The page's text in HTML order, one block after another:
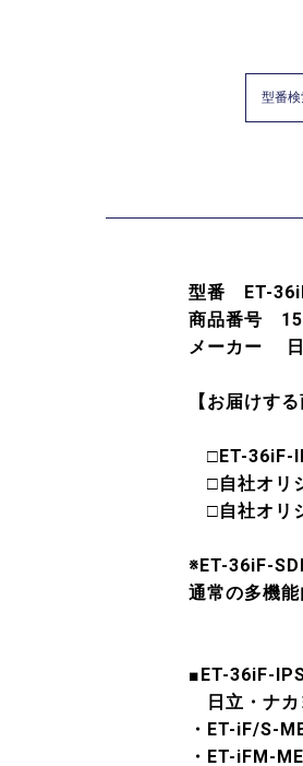
型番 ET-
商品番号
メーカー 日
【お届けす
□ET-
□自社オ
□自社オ
※ET-36iF-
通常の多機
■ET-36iF-
日立・ナ
・ET-iF/S-
・ET-iFM-